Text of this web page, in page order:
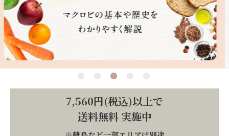
7,560円(税込)以上で
送料無料 実施中